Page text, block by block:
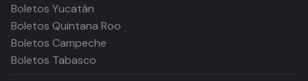
Boletos Yucatán
Boletos Quintana Roo
Boletos Campeche
Boletos Tabasco